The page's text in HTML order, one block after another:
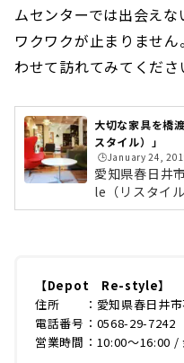
ムセンターでは出会え
ワクワクが止まりませ
わせて訪れてみてくださ
大切な家具を橋
スタイル）」
🕒️January 24,
愛知県春日井
le（リスタイ
ョンのように
では、全国か
を中心に買取
っています。
か、春日井に
がら、お話を
【Depot Re-style】
住所 ：愛知県春日井市
電話番号：0568-29-7242
営業時間：10:00～16:00 /